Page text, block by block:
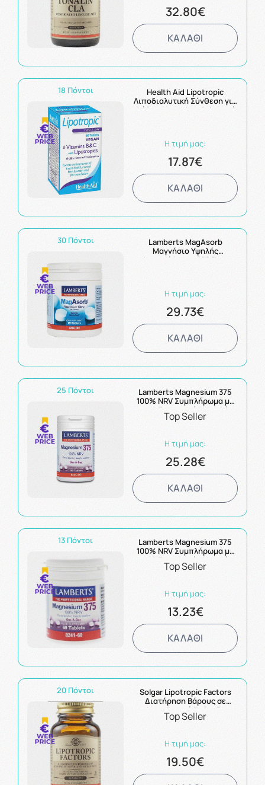
32.80€
ΚΑΛΑΘΙ
18 Πόντοι
Health Aid Lipotropic
Λιποδιαλυτική Σύνθεση για
Αύξηση του Μεταβολισμού
Η τιμή μας:
17.87€
ΚΑΛΑΘΙ
30 Πόντοι
Lamberts MagAsorb
Μαγνήσιο Υψηλής
Απορρόφησης 180 Tabs
Η τιμή μας:
29.73€
ΚΑΛΑΘΙ
25 Πόντοι
Lamberts Magnesium 375
100% NRV Συμπλήρωμα με
τις 4 Σημαντικές Μορφές
Αλάτων του Μαγνησίου
Top Seller
Η τιμή μας:
25.28€
ΚΑΛΑΘΙ
13 Πόντοι
Lamberts Magnesium 375
100% NRV Συμπλήρωμα με
τις 4 Σημαντικές Μορφές
Αλάτων του Μαγνησίου
Top Seller
Η τιμή μας:
13.23€
ΚΑΛΑΘΙ
20 Πόντοι
Solgar Lipotropic Factors
Διατήρηση Βάρους σε
Φυσιολογικά Επίπεδα
50Tabs
Top Seller
Η τιμή μας:
19.50€